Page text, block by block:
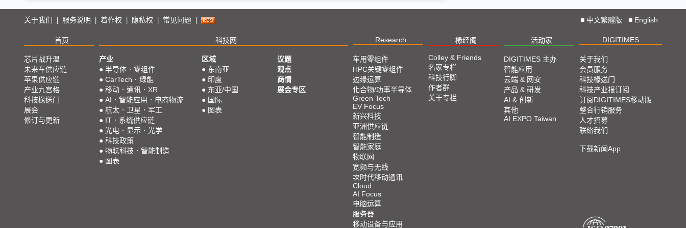
关于我们 服务说明 着作权 隐私权 常见问题 ■ 中文繁體版 ■ English
首页 科技网 Research 椽经阁 活动家 DIGITIMES
芯片战升温
未来车供应链
苹果供应链
产业九宫格
科技椽送门
展会
修订与更新
产业
● 半导体．零组件
● CarTech．绿能
● 移动．通讯．XR
● AI．智能应用．电商物流
● 航太．卫星．军工
● IT．系统供应链
● 光电．显示．光学
● 科技政策
● 物联科技．智能制造
● 图表
区域
● 东南亚
● 印度
● 东亚/中国
● 国际
● 图表
议题
观点
商情
展会专区
车用零组件
HPC关键零组件
边缘运算
化合物/功率半导体
Green Tech
EV Focus
新兴科技
亚洲供应链
智能制造
智能家庭
物联网
宽频与无线
次时代移动通讯
Cloud
AI Focus
电脑运算
服务器
移动设备与应用
Colley & Friends
名家专栏
科技行脚
作者群
关于专栏
DIGITIMES 主办
智能应用
云端 & 网安
产品 & 研发
AI & 创新
其他
AI EXPO Taiwan
关于我们
会员服务
科技椽送门
科技产业报订阅
订阅DIGITIMES移动版
整合行销服务
人才招募
联络我们
下载新闻App